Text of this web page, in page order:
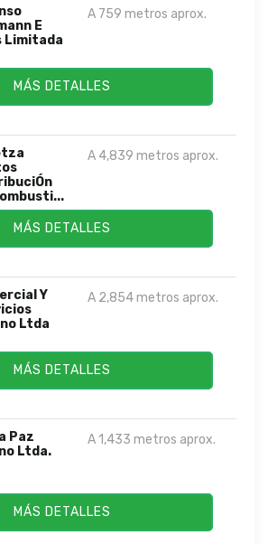
E
Limitada
A 759 metros aprox.
MÁS DETALLES
A 4,839 metros aprox.
MÁS DETALLES
Y
Ltda
A 2,854 metros aprox.
MÁS DETALLES
Paz
Ltda.
A 1,433 metros aprox.
MÁS DETALLES